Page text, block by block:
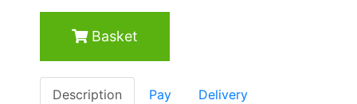
Basket
Description Pay Delivery